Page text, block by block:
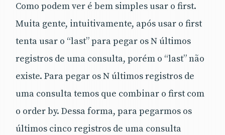
Como podem ver é bem simples usar o first.
Muita gente, intuitivamente, após usar o first
tenta usar o “last” para pegar os N últimos
registros de uma consulta, porém o “last” não
existe. Para pegar os N últimos registros de
uma consulta temos que combinar o first com
o order by. Dessa forma, para pegarmos os
últimos cinco registros de uma consulta